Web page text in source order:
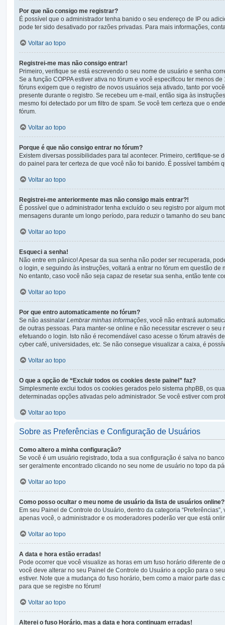
Por que não consigo me registrar?
É possível que o administrador tenha banido o seu endereço de IP ou
pode ter sido desativado por razões privadas. Para mais informações,
Voltar ao topo
Registrei-me mas não consigo entrar!
Primeiro, verifique se está escrevendo o seu nome de usuário e senha
Se a função COPPA estiver ativa no fórum e você especificou ter menos
fóruns exigem que o registro de novos usuários seja ativado, tanto por
presente durante o registro. Se recebeu um e-mail, então siga às
mesmo foi detectado por um filtro de spam. Se você tem certeza que o
fórum.
Voltar ao topo
Porque é que não consigo entrar no fórum?
Existem diversas possibilidades para tal acontecer. Primeiro, certifique-
do painel para ter certeza de que você não foi banido. É possível
Voltar ao topo
Registrei-me anteriormente mas não consigo mais entrar?!
É possível que o administrador tenha excluído o seu registro por algum
mensagens durante um longo período, para reduzir o tamanho do seu
Voltar ao topo
Esqueci a senha!
Não entre em pânico! Apesar da sua senha não poder ser recuperada,
o login, e seguindo às instruções, voltará a entrar no fórum em questão de
No entanto, caso você não seja capaz de resetar sua senha, então tente
Voltar ao topo
Por que entro automaticamente no fórum?
Se não assinalar Lembrar minhas informações , você não entrará
de outras pessoas. Para manter-se online e não necessitar escrever o
efetuando o login. Isto não é recomendável caso acesse o fórum através
cyber café, universidades, etc. Se não consegue visualizar a caixa, é
Voltar ao topo
O que a opção de “Excluir todos os cookies deste painel” faz?
Simplesmente exclui todos os cookies gerados pelo sistema phpBB, os
determinadas opções ativadas pelo administrador. Se você estiver com
Voltar ao topo
Sobre as Preferências e Configuração de Usuários
Como altero a minha configuração?
Se você é um usuário registrado, toda a sua configuração é salva no
ser geralmente encontrado clicando no seu nome de usuário no topo da
Voltar ao topo
Como posso ocultar o meu nome de usuário da lista de usuários online?
Em seu Painel de Controle do Usuário, dentro da categoria
apenas você, o administrador e os moderadores poderão ver que está
Voltar ao topo
A data e hora estão erradas!
Pode ocorrer que você visualize as horas em um fuso horário diferente
você deve alterar no seu Painel de Controle do Usuário a opção para o
estiver. Note que a mudança do fuso horário, bem como a maior parte
para que se registre no fórum!
Voltar ao topo
Alterei o fuso Horário, mas a data e hora continuam erradas!